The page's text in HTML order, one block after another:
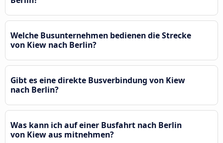
Welche Busunternehmen bedienen die Strecke
von Kiew nach Berlin?
Gibt es eine direkte Busverbindung von Kiew
nach Berlin?
Was kann ich auf einer Busfahrt nach Berlin
von Kiew aus mitnehmen?